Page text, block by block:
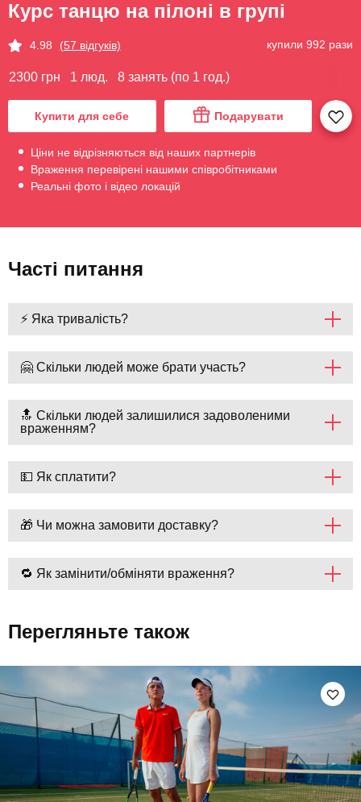
Курс танцю на пілоні в групі
4.98 (57 відгуків) купили 992 рази
2300 грн 1 люд. 8 занять (по 1 год.)
Купити для себе Подарувати
Ціни не відрізняються від наших партнерів
Враження перевірені нашими співробітниками
Реальні фото і відео локацій
Часті питання
⚡ Яка тривалість?
🤗 Скільки людей може брати участь?
🔝 Скільки людей залишилися задоволеними
враженням?
💵 Як сплатити?
🎁 Чи можна замовити доставку?
🔁 Як замінити/обміняти враження?
Перегляньте також